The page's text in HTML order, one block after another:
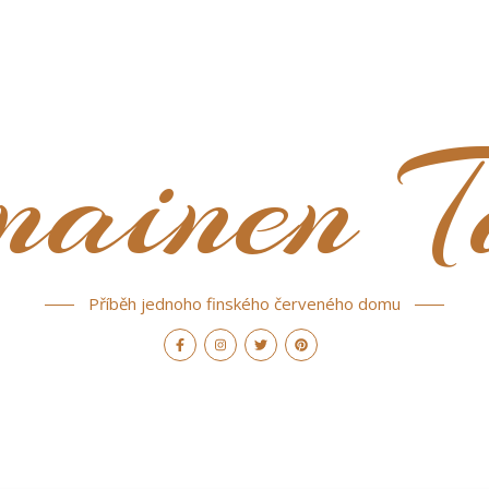
Příběh jednoho finského červeného domu